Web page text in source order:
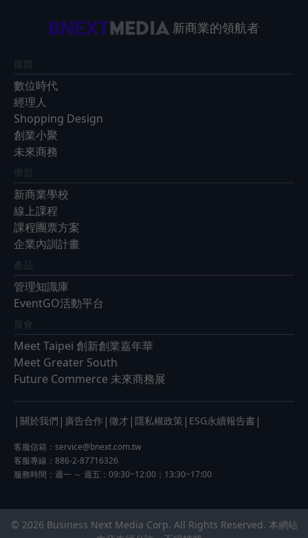
新商業的領航者
媒體
數位時代
經理人
Shopping Design
創業小聚
未來商務
學習
新商業學校
線上課程
課程團票方案
企業內訓計畫
產品
管理知識庫
EventGO活動平台
展會
Meet Taipei 創新創業嘉年華
Meet Greater South
Future Commerce 未來商務展
| 關於我們 | 廣告合作 | 徵才 | 隱私權政策 | ESG永續報告書 |
客服信箱： service@bnext.com.tw
客服專線：886-2-87716326
服務時間：週一 ～ 週五：09:30~12:00；13:30~17:00
© 2026 Business Next Media Corp. All Rights Reserved. 本網站